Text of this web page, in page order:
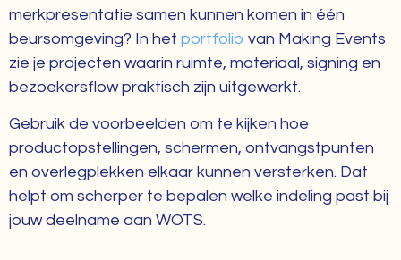
merkpresentatie samen kunnen komen in één
beursomgeving? In het portfolio van Making Events
zie je projecten waarin ruimte, materiaal, signing en
bezoekersflow praktisch zijn uitgewerkt.
Gebruik de voorbeelden om te kijken hoe
productopstellingen, schermen, ontvangstpunten
en overlegplekken elkaar kunnen versterken. Dat
helpt om scherper te bepalen welke indeling past bij
jouw deelname aan WOTS.